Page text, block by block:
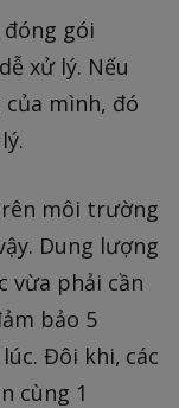
gói
xử lý. Nếu
mình, đó
môi trường
Dung lượng
vừa phải cần
bảo 5
Đôi khi, các
cùng 1